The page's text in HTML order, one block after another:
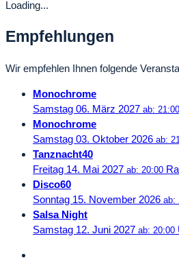
Loading...
Empfehlungen
Wir empfehlen Ihnen folgende
Monochrome
Samstag 06. März 2027 ab: 21:00
Monochrome
Samstag 03. Oktober 2026 ab:
Tanznacht40
Freitag 14. Mai 2027 ab: 20:00
Disco60
Sonntag 15. November 2026 ab:
Salsa Night
Samstag 12. Juni 2027 ab: 20:00